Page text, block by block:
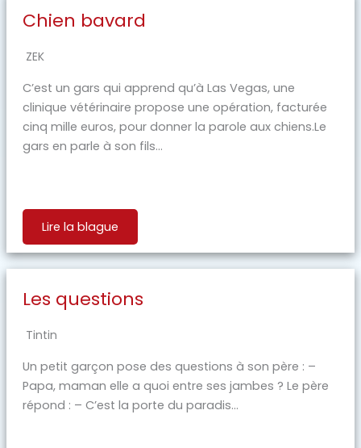
Chien bavard
ZEK
C’est un gars qui apprend qu’à Las Vegas, une
clinique vétérinaire propose une opération, facturée
cinq mille euros, pour donner la parole aux chiens.Le
gars en parle à son fils...
Lire la blague
Les questions
Tintin
Un petit garçon pose des questions à son père : –
Papa, maman elle a quoi entre ses jambes ? Le père
répond : – C’est la porte du paradis...